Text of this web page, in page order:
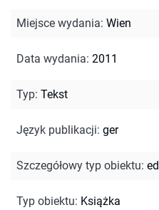
Miejsce wydania: Wien
Data wydania: 2011
Typ: Tekst
Język publikacji: ger
Szczegółowy typ obiektu: ed
Typ obiektu: Książka